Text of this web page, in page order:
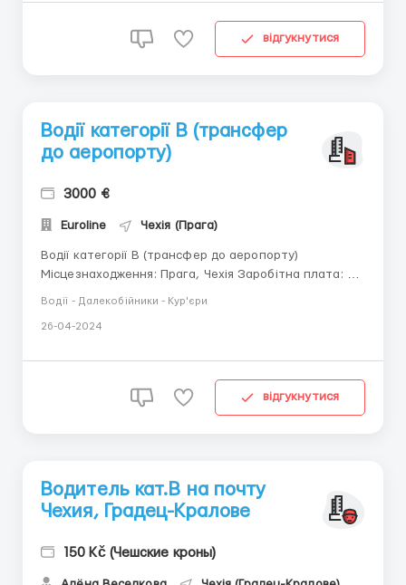
відгукнутися
Водії категорії В (трансфер
до аеропорту)
3000 €
Euroline Чехія (Прага)
Водії категорії В (трансфер до аеропорту)
Місцезнаходження: Прага, Чехія Заробітна плата: 50
не обов'язкове (знання чеської, англійської мов може
Водії - Далекобійники - Кур'єри
26-04-2024
відгукнутися
Водитель кат.В на почту
Чехия, Градец-Кралове
150 Kč (Чешские кроны)